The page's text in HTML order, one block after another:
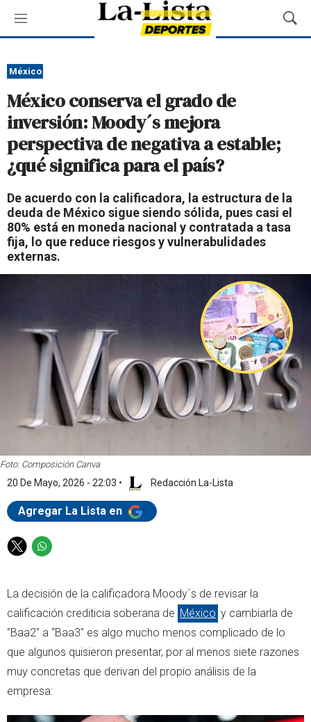
M
e
ú
M
o
e
d
a
México
México conserva el grado de
inversión: Moody´s mejora
perspectiva de negativa a estable;
¿qué significa para el país?
De acuerdo con la calificadora, la estructura de la
deuda de México sigue siendo sólida, pues casi el
80% está en moneda nacional y contratada a tasa
fija, lo que reduce riesgos y vulnerabulidades
externas.
Foto: Composición Canva
20 De Mayo, 2026 - 22:03 • Redacción La-Lista
Agregar La Lista en
T
t
t
r
W
t
s
p
p
La decisión de la calificadora Moody´s de revisar la
calificación crediticia soberana de México y cambiarla de
“Baa2" a “Baa3" es algo mucho menos complicado de lo
que algunos quisieron presentar, por al menos siete razones
muy concretas que derivan del propio análisis de la
empresa: